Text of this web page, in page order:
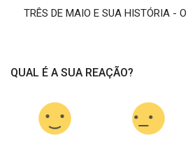
TRÊS DE MAIO E SUA HISTÓRIA -
QUAL É A SUA REAÇÃO?